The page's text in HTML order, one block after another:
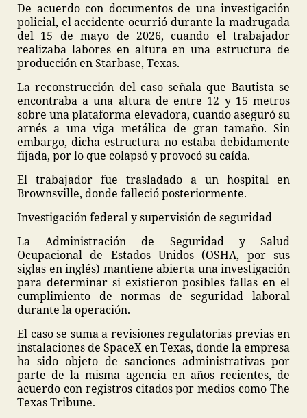
De acuerdo con documentos de una investigación
policial, el accidente ocurrió durante la madrugada
del 15 de mayo de 2026, cuando el trabajador
realizaba labores en altura en una estructura de
producción en Starbase, Texas.
La reconstrucción del caso señala que Bautista se
encontraba a una altura de entre 12 y 15 metros
sobre una plataforma elevadora, cuando aseguró su
arnés a una viga metálica de gran tamaño. Sin
embargo, dicha estructura no estaba debidamente
fijada, por lo que colapsó y provocó su caída.
El trabajador fue trasladado a un hospital en
Brownsville, donde falleció posteriormente.
Investigación federal y supervisión de seguridad
La Administración de Seguridad y Salud
Ocupacional de Estados Unidos (OSHA, por sus
siglas en inglés) mantiene abierta una investigación
para determinar si existieron posibles fallas en el
cumplimiento de normas de seguridad laboral
durante la operación.
El caso se suma a revisiones regulatorias previas en
instalaciones de SpaceX en Texas, donde la empresa
ha sido objeto de sanciones administrativas por
parte de la misma agencia en años recientes, de
acuerdo con registros citados por medios como The
Texas Tribune.